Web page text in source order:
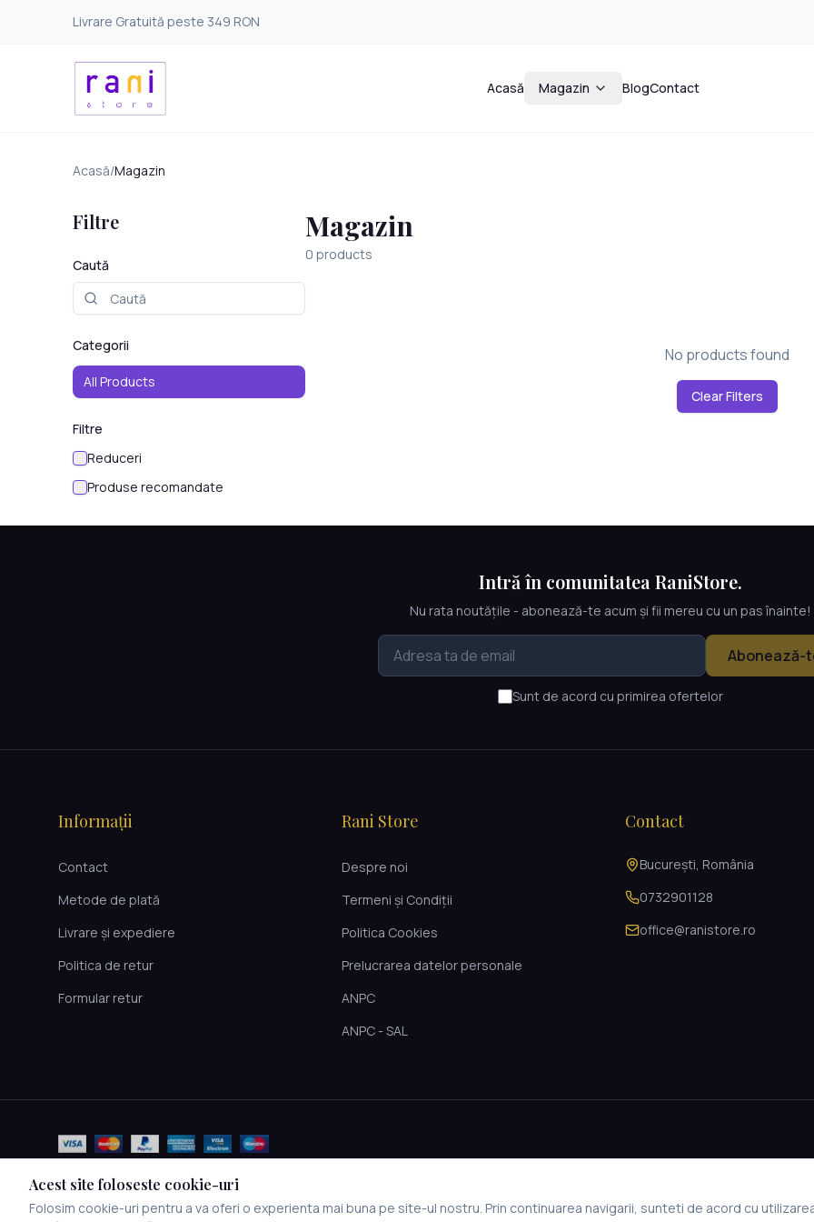
Livrare Gratuită peste 349 RON
Acasă Magazin BlogContact
Acasă/Magazin
Filtre
Caută
Categorii
All Products
Filtre
Reduceri
Produse recomandate
Magazin
0 products
No products found
Clear Filters
Intră în comunitatea RaniStore.
Nu rata noutățile - abonează-te acum și fii mereu cu un pas înainte!
Abonează-
Sunt de acord cu primirea ofertelor
Informații
Contact
Metode de plată
Livrare și expediere
Politica de retur
Formular retur
Rani Store
Despre noi
Termeni și Condiții
Politica Cookies
Prelucrarea datelor personale
ANPC
ANPC - SAL
Contact
București, România
0732901128
office@ranistore.ro
Acest site foloseste cookie-uri
Folosim cookie-uri pentru a va oferi o experienta mai buna pe site-ul nostru. Prin continuarea navigarii, sunteti de acord cu